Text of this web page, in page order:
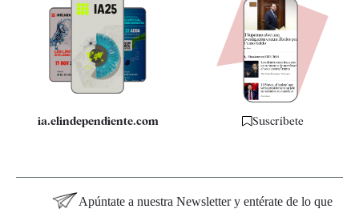
Quiénes somos
Especificaciones
ia.elindependiente.com Suscríbete
Apúntate a nuestra Newsletter y entérate de lo que